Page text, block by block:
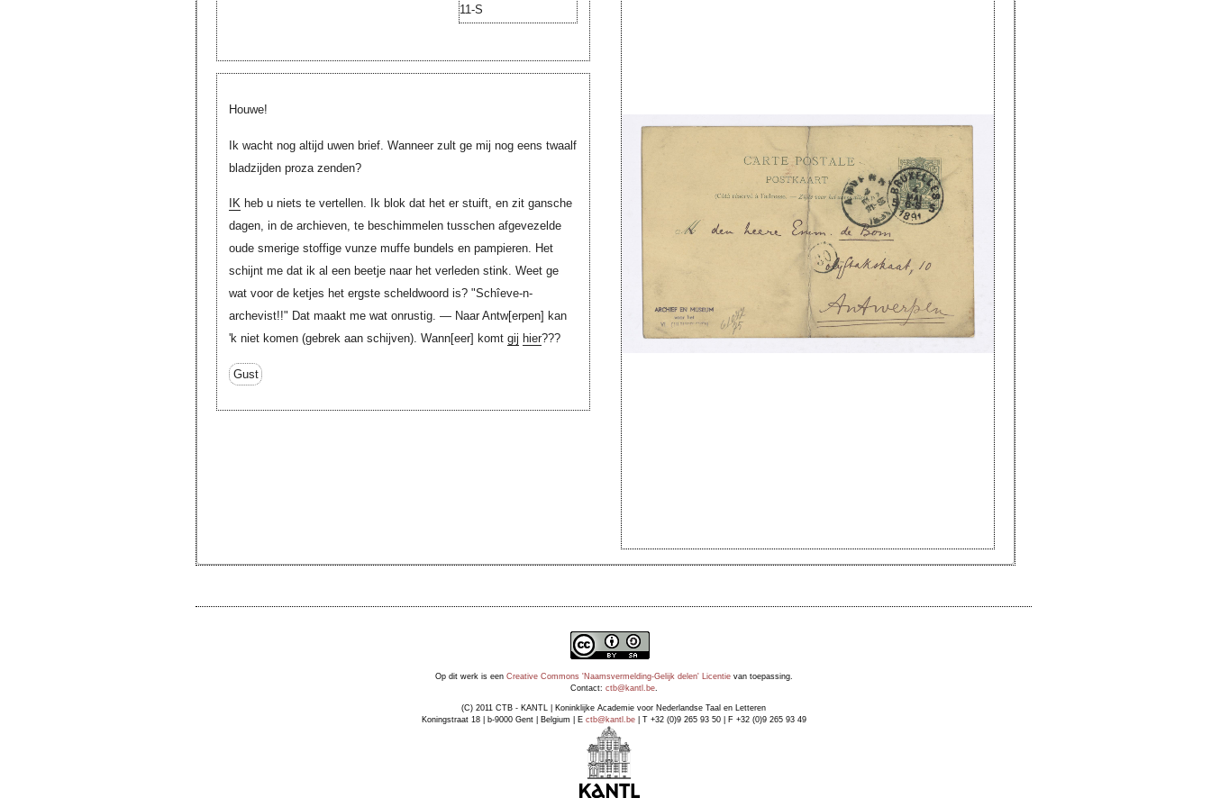
11-S
Houwe!
Ik wacht nog altijd uwen brief. Wanneer zult ge mij nog eens twaalf
bladzijden proza zenden?
IKheb u niets te vertellen. Ik blok dat het er stuift, en zit gansche
dagen, in de archieven, te beschimmelen tusschen afgevezelde
oude smerige stoffige vunze muffe bundels en pampieren. Het
schijnt me dat ik al een beetje naar het verleden stink. Weet ge
wat voor de ketjes het ergste scheldwoord is? "Schîeve-n-
archevist!!" Dat maakt me wat onrustig. — Naar Antw[erpen] kan
'k niet komen (gebrek aan schijven). Wann[eer] komt gij hier???
Gust
Op dit werk is een Creative Commons 'Naamsvermelding-Gelijk delen' Licentievan toepassing.
Contact: ctb@kantl.be.
(C) 2011 CTB - KANTL | Koninklijke Academie voor Nederlandse Taal en Letteren
Koningstraat 18 | b-9000 Gent | Belgium | E ctb@kantl.be| T +32 (0)9 265 93 50 | F +32 (0)9 265 93 49